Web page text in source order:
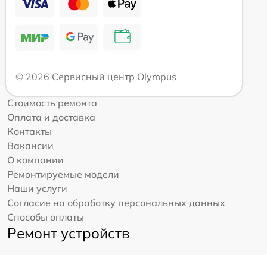
© 2026 Сервисный центр Olympus
Стоимость ремонта
Оплата и доставка
Контакты
Вакансии
О компании
Ремонтируемые модели
Наши услуги
Согласие на обработку персональных данных
Способы оплаты
Ремонт устройств